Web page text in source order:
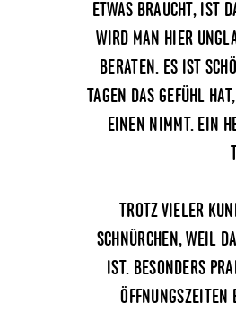
ETWAS BRAUCHT, IST
WIRD MAN HIER
BERATEN. ES IST
TAGEN DAS GEFÜHL
EINEN NIMMT. EIN
TROTZ VIELER
SCHNÜRCHEN, WEIL
IST. BESONDERS
ÖFFNUNGSZEITEN